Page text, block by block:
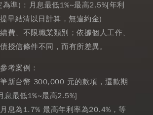
準) : 月息最低1%~最高2.5%[年利
早結清以日計算，無違約金)
費、不限職業類別；依據個人工作、
授信條件不同，而有所差異。
考案例：
新台幣 300,000 元的款項，還款期
息最低1%~最高2.5%]
息為1.7% 最高年利率為20.4%，等